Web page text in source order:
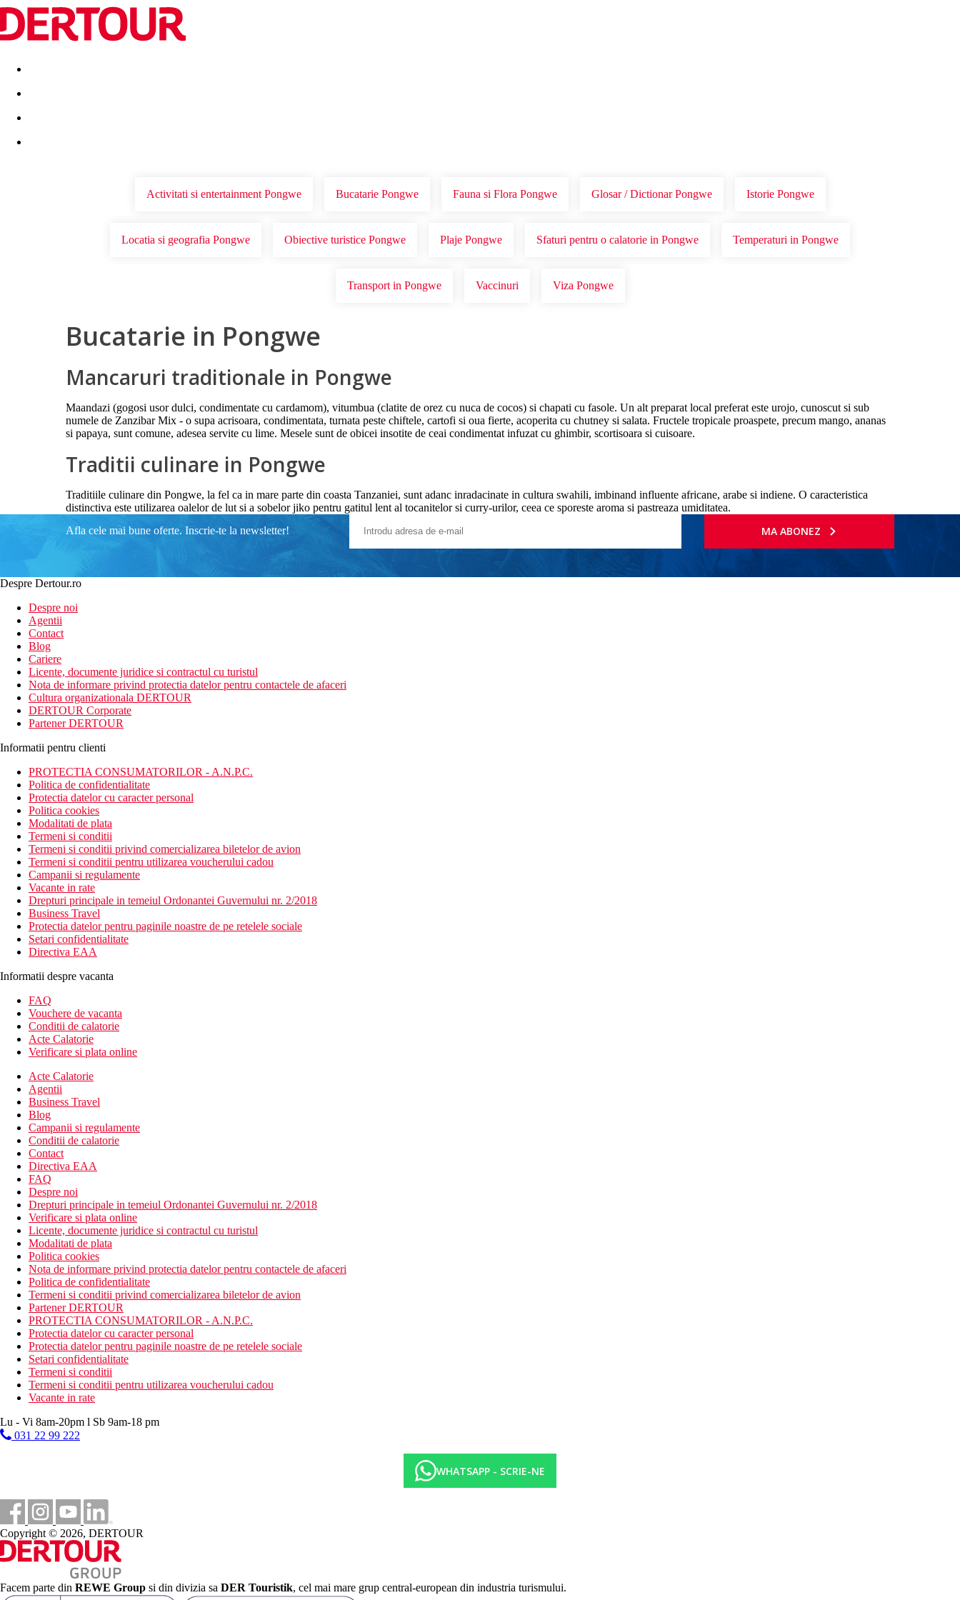
Destinatii Vacanta perfecta OFERTE DE NERATAT
Activitati si entertainment Pongwe Bucatarie Pongwe Fauna si Flora Pongwe Glosar / Dictionar Pongwe Istorie Pongwe
Locatia si geografia Pongwe Obiective turistice Pongwe Plaje Pongwe Sfaturi pentru o calatorie in Pongwe Temperaturi in Pongwe
Transport in Pongwe Vaccinuri Viza Pongwe
Bucatarie in Pongwe
Mancaruri traditionale in Pongwe
Maandazi (gogosi usor dulci, condimentate cu cardamom), vitumbua (clatite de orez cu nuca de cocos) si chapati cu fasole. Un alt preparat local preferat este urojo, cunoscut si sub
numele de Zanzibar Mix - o supa acrisoara, condimentata, turnata peste chiftele, cartofi si oua fierte, acoperita cu chutney si salata. Fructele tropicale proaspete, precum mango, ananas
si papaya, sunt comune, adesea servite cu lime. Mesele sunt de obicei insotite de ceai condimentat infuzat cu ghimbir, scortisoara si cuisoare.
Traditii culinare in Pongwe
Traditiile culinare din Pongwe, la fel ca in mare parte din coasta Tanzaniei, sunt adanc inradacinate in cultura swahili, imbinand influente africane, arabe si indiene. O caracteristica
distinctiva este utilizarea oalelor de lut si a sobelor jiko pentru gatitul lent al tocanitelor si curry-urilor, ceea ce sporeste aroma si pastreaza umiditatea.
Afla cele mai bune oferte. Inscrie-te la newsletter!
MA ABONEZ
Despre Dertour.ro
Despre noi
Agentii
Contact
Blog
Cariere
Licente, documente juridice si contractul cu turistul
Nota de informare privind protectia datelor pentru contactele de afaceri
Cultura organizationala DERTOUR
DERTOUR Corporate
Partener DERTOUR
Informatii pentru clienti
PROTECTIA CONSUMATORILOR - A.N.P.C.
Politica de confidentialitate
Protectia datelor cu caracter personal
Politica cookies
Modalitati de plata
Termeni si conditii
Termeni si conditii privind comercializarea biletelor de avion
Termeni si conditii pentru utilizarea voucherului cadou
Campanii si regulamente
Vacante in rate
Drepturi principale in temeiul Ordonantei Guvernului nr. 2/2018
Business Travel
Protectia datelor pentru paginile noastre de pe retelele sociale
Setari confidentialitate
Directiva EAA
Informatii despre vacanta
FAQ
Vouchere de vacanta
Conditii de calatorie
Acte Calatorie
Verificare si plata online
Acte Calatorie
Agentii
Business Travel
Blog
Campanii si regulamente
Conditii de calatorie
Contact
Directiva EAA
FAQ
Despre noi
Drepturi principale in temeiul Ordonantei Guvernului nr. 2/2018
Verificare si plata online
Licente, documente juridice si contractul cu turistul
Modalitati de plata
Politica cookies
Nota de informare privind protectia datelor pentru contactele de afaceri
Politica de confidentialitate
Termeni si conditii privind comercializarea biletelor de avion
Partener DERTOUR
PROTECTIA CONSUMATORILOR - A.N.P.C.
Protectia datelor cu caracter personal
Protectia datelor pentru paginile noastre de pe retelele sociale
Setari confidentialitate
Termeni si conditii
Termeni si conditii pentru utilizarea voucherului cadou
Vacante in rate
Lu - Vi 8am-20pm l Sb 9am-18 pm
031 22 99 222
WHATSAPP - SCRIE-NE
Copyright © 2026, DERTOUR
Facem parte din REWE Group si din divizia sa DER Touristik, cel mai mare grup central-european din industria turismului.